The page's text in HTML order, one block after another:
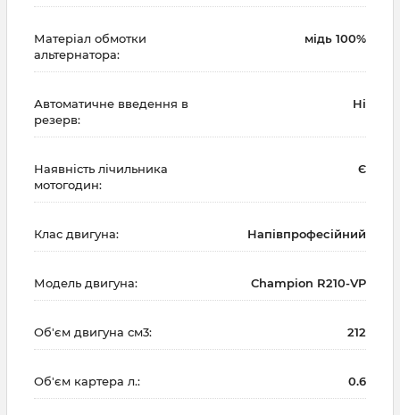
Матеріал обмотки
альтернатора:
мідь 100%
Автоматичне введення в
резерв:
Ні
Наявність лічильника
мотогодин:
Є
Клас двигуна: Напівпрофесійний
Модель двигуна: Champion R210-VP
Об'єм двигуна см3: 212
Об'єм картера л.: 0.6